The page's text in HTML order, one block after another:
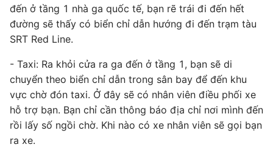
đến ở tầng 1 nhà ga quốc tế, bạn rẽ trái đi đến hết
đường sẽ thấy có biển chỉ dẫn hướng đi đến trạm tàu
SRT Red Line.
- Taxi: Ra khỏi cửa ra ga đến ở tầng 1, bạn sẽ di
chuyển theo biển chỉ dẫn trong sân bay để đến khu
vực chờ đón taxi. Ở đây sẽ có nhân viên điều phối xe
hỗ trợ bạn. Bạn chỉ cần thông báo địa chỉ nơi mình đến
rồi lấy số ngồi chờ. Khi nào có xe nhân viên sẽ gọi bạn
ra xe.